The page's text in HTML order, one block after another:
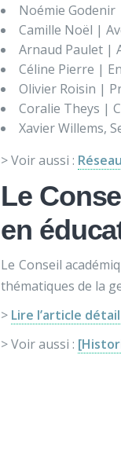
Noémie
Camille Noël |
Arnaud Paulet |
Céline Pierre |
Olivier Roisin |
Coralie Theys |
Xavier Willems,
> Voir aussi :
Le
en
Le Conseil
thématiques de la
> Lire l’article
> Voir aussi :